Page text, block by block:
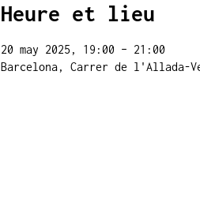
Heure et lieu
20 may 2025, 19:00 – 21:00
Barcelona, Carrer de l'Allada-